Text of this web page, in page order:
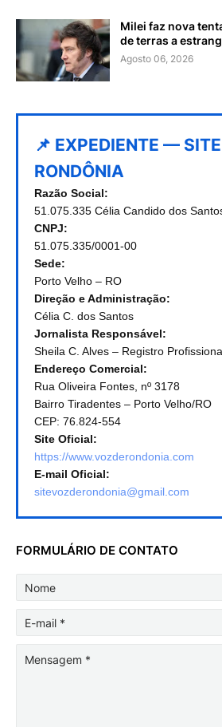
Milei faz nova
de terras a
Agosto 06, 2026
📌 EXPEDIENTE —
RONDÔNIA
Razão Social:
51.075.335 Célia Candido dos
CNPJ:
51.075.335/0001-00
Sede:
Porto Velho – RO
Direção e Administração:
Célia C. dos Santos
Jornalista Responsável:
Sheila C. Alves – Registro
Endereço Comercial:
Rua Oliveira Fontes, nº 3178
Bairro Tiradentes – Porto Velho/RO
CEP: 76.824-554
Site Oficial:
https://www.vozderondonia.com
E-mail Oficial:
sitevozderondonia@gmail.com
FORMULÁRIO DE CONTATO